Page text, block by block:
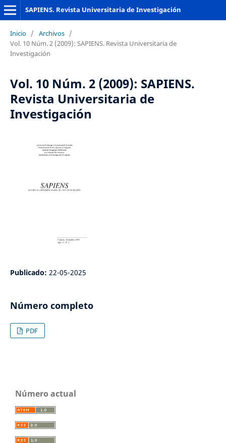
SAPIENS. Revista Universitaria de Investigación
Inicio / Archivos /
Vol. 10 Núm. 2 (2009): SAPIENS. Revista Universitaria de
Investigación
Vol. 10 Núm. 2 (2009): SAPIENS.
Revista Universitaria de
Investigación
Publicado: 22-05-2025
Número completo
PDF
Número actual